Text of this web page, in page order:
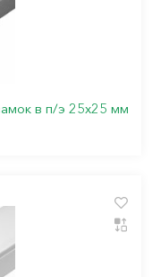
в п/э 25х25 мм